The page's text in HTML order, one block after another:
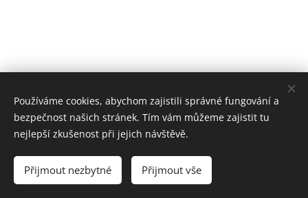
Cookies
Používáme cookies, abychom zajistili správné fungování a
bezpečnost našich stránek. Tím vám můžeme zajistit tu
nejlepší zkušenost při jejich návštěvě.
Přijmout nezbytné Přijmout vše